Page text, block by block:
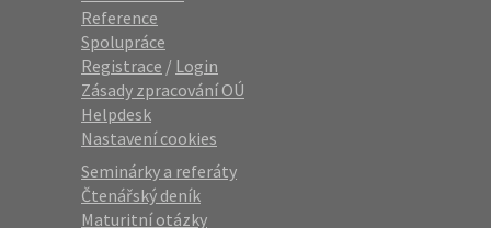
Reference
Spolupráce
Registrace / Login
Zásady zpracování OÚ
Helpdesk
Nastavení cookies
Seminárky a referáty
Čtenářský deník
Maturitní otázky